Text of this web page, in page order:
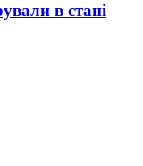
в стані